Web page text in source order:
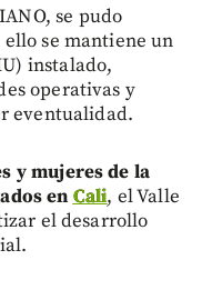
se pudo
se mantiene un
instalado,
operativas y
eventualidad.
y mujeres de la
en Cali, el Valle
el desarrollo